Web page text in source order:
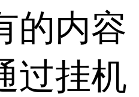
的内容
过挂机